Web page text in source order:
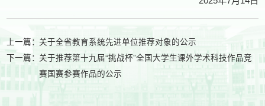
上一篇：关于全省教育系统先进单位推荐对象的公示
下一篇：关于推荐第十九届“挑战杯”全国大学生课外学术科技作品竞
赛国赛参赛作品的公示